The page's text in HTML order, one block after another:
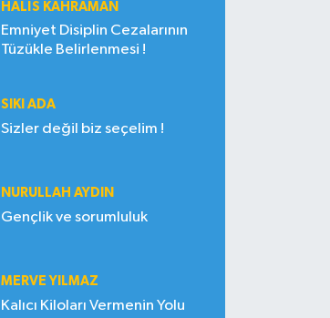
HALIS KAHRAMAN
Emniyet Disiplin Cezalarının
Tüzükle Belirlenmesi !
SIKI ADA
Sizler değil biz seçelim !
NURULLAH AYDIN
Gençlik ve sorumluluk
MERVE YILMAZ
Kalıcı Kiloları Vermenin Yolu